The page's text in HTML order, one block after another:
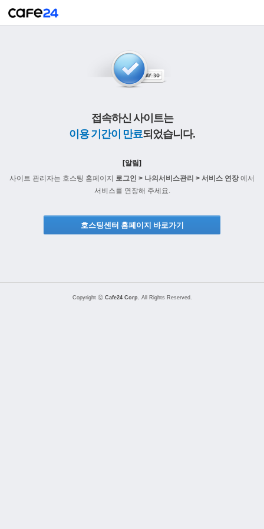
접속하신 사이트는
이용 기간이 만료되었습니다.
[알림]
사이트 관리자는 호스팅 홈페이지 로그인 > 나의서비스관리 > 서비스 연장에서
서비스를 연장해 주세요.
호스팅센터 홈페이지 바로가기
Copyright ⓒ Cafe24 Corp. All Rights Reserved.